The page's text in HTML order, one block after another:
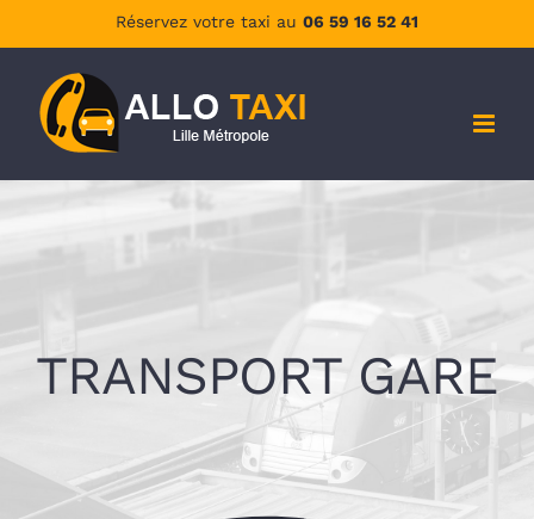
au
contenu
Réservez votre taxi au 06 59 16 52 41
TRANSPORT GARE